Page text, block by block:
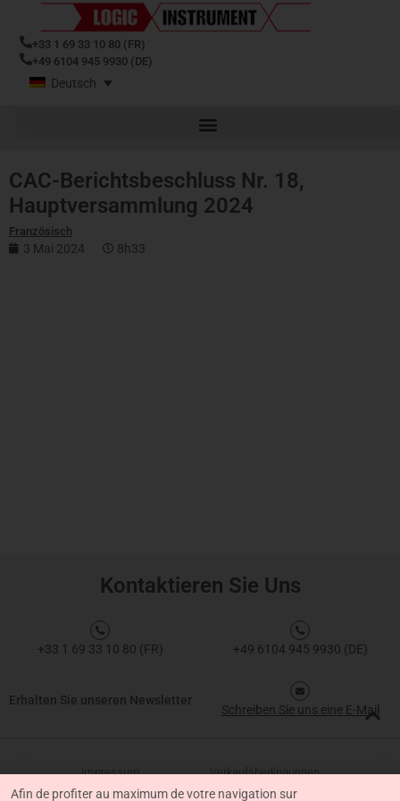
+33 1 69 33 10 80 (FR)
+49 6104 945 9930 (DE)
Deutsch
CAC-Berichtsbeschluss Nr. 18,
Hauptversammlung 2024
Französisch
3 Mai 2024 8h33
Kontaktieren Sie Uns
+33 1 69 33 10 80 (FR) +49 6104 945 9930 (DE)
Erhalten Sie unseren Newsletter
Schreiben Sie uns eine E-Mail
Impressum Verkaufsbedingungen
Afin de profiter au maximum de votre navigation sur